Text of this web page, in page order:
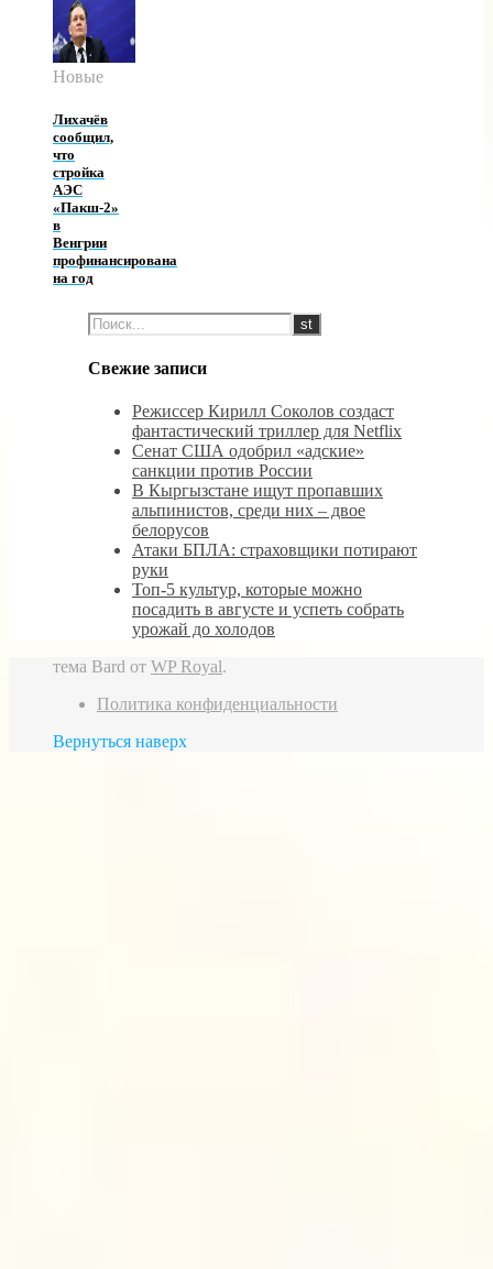
Новые
Лихачёв
сообщил,
что
стройка
АЭС
«Пакш-2»
в
Венгрии
профинансирована
на год
Свежие записи
Режиссер Кирилл Соколов создаст
фантастический триллер для Netflix
Сенат США одобрил «адские»
санкции против России
В Кыргызстане ищут пропавших
альпинистов, среди них – двое
белорусов
Атаки БПЛА: страховщики потирают
руки
Топ-5 культур, которые можно
посадить в августе и успеть собрать
урожай до холодов
тема Bard от WP Royal.
Политика конфиденциальности
Вернуться наверх